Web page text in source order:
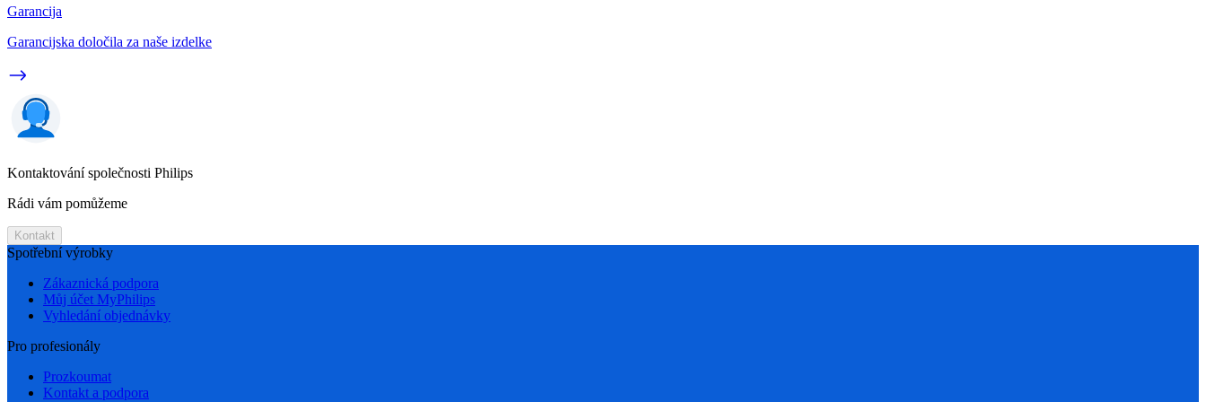
Garancija
Garancijska določila za naše izdelke
Kontaktování společnosti Philips
Rádi vám pomůžeme
Kontakt
Spotřební výrobky
Zákaznická podpora
Můj účet MyPhilips
Vyhledání objednávky
Pro profesionály
Prozkoumat
Kontakt a podpora